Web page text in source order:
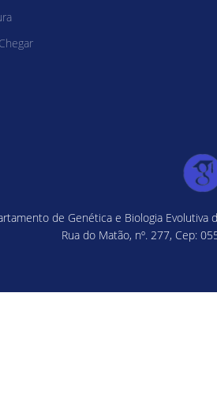
de Genética e Biologia Evolutiva
Rua do Matão, nº. 277, Cep: